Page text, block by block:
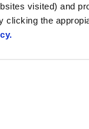
visited) and
clicking the